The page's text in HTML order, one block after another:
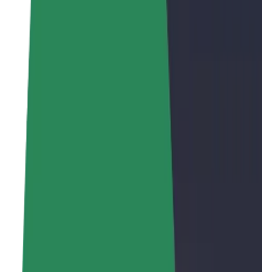
Légy Bolt flottapartner és
Bolt termékek és